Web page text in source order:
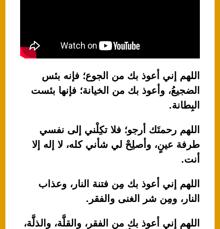
اللهم إني أعوذ بك من الجوع؛ فإنه بئس
الضجيعُ، وأعوذ بك من الخيانة؛ فإنها بئست
البِطانة.
اللهم رحمتَك أرجو؛ فلا تكِلْني إلى نفسي
طرفة عينٍ، وأصلِحْ لي شأني كله، لا إله إلا
أنت.
اللهم إني أعوذ بك مِن فتنة النار، وعذاب
النار، ومِن شر الغنى والفقر.
اللهم إني أعوذ بك من الفقر، والقلَّة، والذلَّة،